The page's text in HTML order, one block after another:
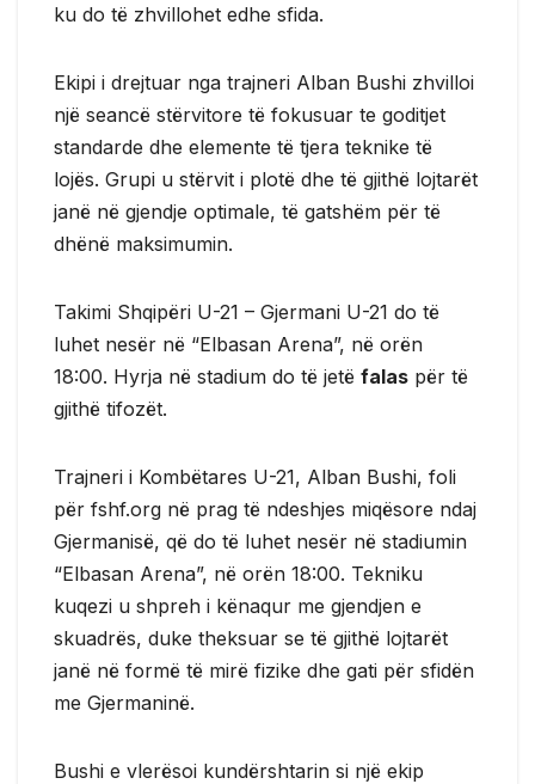
ku do të zhvillohet edhe sfida.
Ekipi i drejtuar nga trajneri Alban Bushi zhvilloi
një seancë stërvitore të fokusuar te goditjet
standarde dhe elemente të tjera teknike të
lojës. Grupi u stërvit i plotë dhe të gjithë lojtarët
janë në gjendje optimale, të gatshëm për të
dhënë maksimumin.
Takimi Shqipëri U-21 – Gjermani U-21 do të
luhet nesër në “Elbasan Arena”, në orën
18:00. Hyrja në stadium do të jetë falas për të
gjithë tifozët.
Trajneri i Kombëtares U-21, Alban Bushi, foli
për fshf.org në prag të ndeshjes miqësore ndaj
Gjermanisë, që do të luhet nesër në stadiumin
“Elbasan Arena”, në orën 18:00. Tekniku
kuqezi u shpreh i kënaqur me gjendjen e
skuadrës, duke theksuar se të gjithë lojtarët
janë në formë të mirë fizike dhe gati për sfidën
me Gjermaninë.
Bushi e vlerësoi kundërshtarin si një ekip